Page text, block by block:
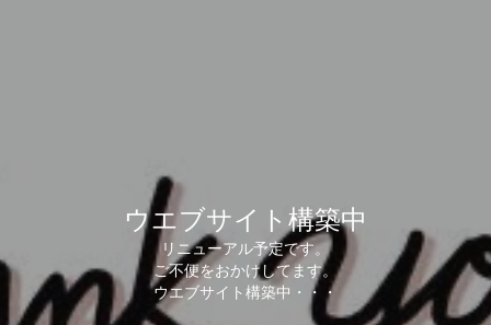
ウエブサイト構築中
リニューアル予定です。
ご不便をおかけしてます。
ウエブサイト構築中・・・